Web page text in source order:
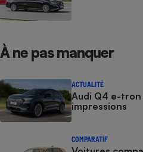
À ne pas manquer
ACTUALITÉ
Audi Q4 e-
impressions
COMPARATIF